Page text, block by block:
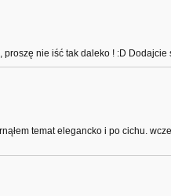
proszę nie iść tak daleko ! :D
temat elegancko i po cichu.